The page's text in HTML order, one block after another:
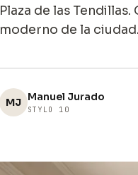
Plaza de las
moderno de la ciudad.
MJ Manuel Jurado
STYLO 10